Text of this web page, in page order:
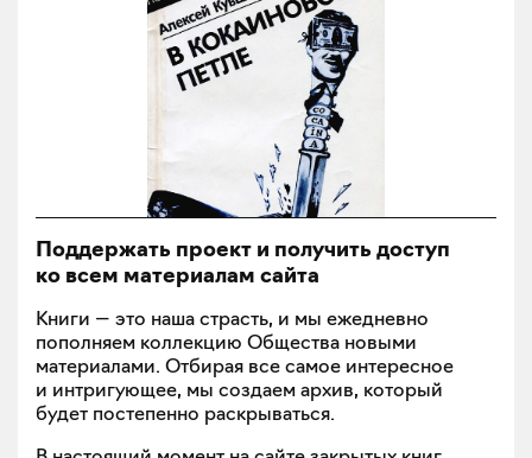
Поддержать проект и получить доступ
ко всем материалам сайта
Книги — это наша страсть, и мы ежедневно
пополняем коллекцию Общества новыми
материалами. Отбирая все самое интересное
и интригующее, мы создаем архив, который
будет постепенно раскрываться.